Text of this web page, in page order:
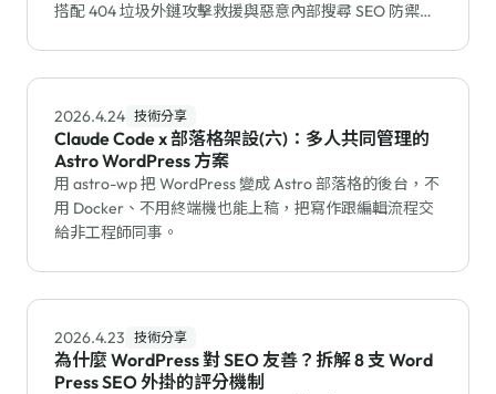
搭配 404 垃圾外鏈攻擊救援與惡意內部搜尋 SEO 防禦的
2026.4.24 技術分享
Claude Code x 部落格架設(六)：多人共同管理的
Astro WordPress 方案
用 astro-wp 把 WordPress 變成 Astro 部落格的後台，不
用 Docker、不用終端機也能上稿，把寫作跟編輯流程交
給非工程師同事。
2026.4.23 技術分享
為什麼 WordPress 對 SEO 友善？拆解 8 支 Word
Press SEO 外掛的評分機制